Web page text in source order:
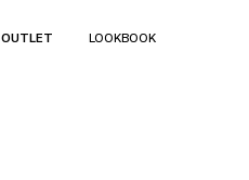
OUTLET LOOKBOOK